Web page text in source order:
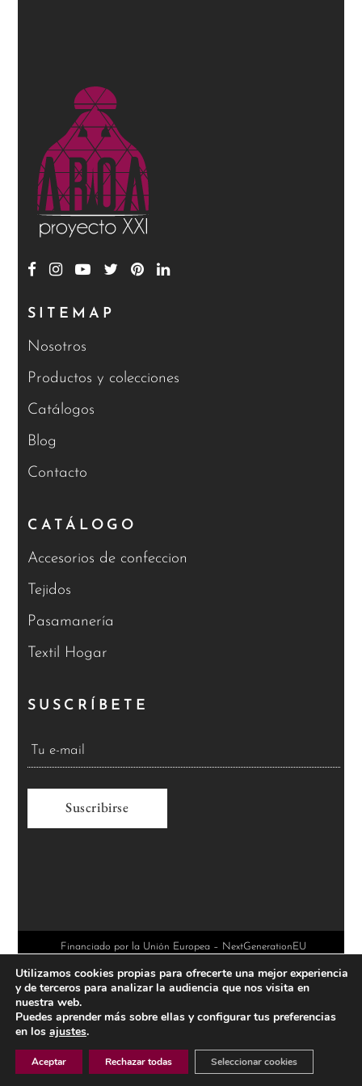
SITEMAP
Nosotros
Productos y colecciones
Catálogos
Blog
Contacto
CATÁLOGO
Accesorios de confeccion
Tejidos
Pasamanería
Textil Hogar
SUSCRÍBETE
n
a
t
Financiado por la Unión Europea – NextGenerationEU
Utilizamos cookies propias para ofrecerte una mejor experiencia
y de terceros para analizar la audiencia que nos visita en
nuestra web.
Puedes aprender más sobre ellas y configurar tus preferencias
en los ajustes.
Aceptar Rechazar todas Seleccionar cookies